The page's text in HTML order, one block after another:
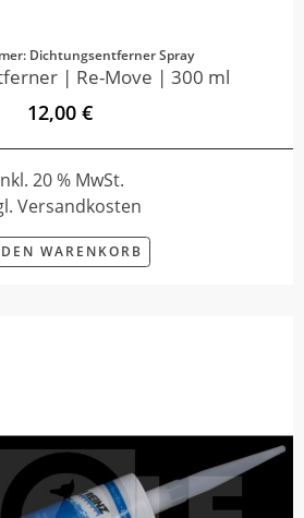
Dichtungsentferner Spray
| Re-Move | 300 ml
12,00 €
20 % MwSt.
Versandkosten
WARENKORB